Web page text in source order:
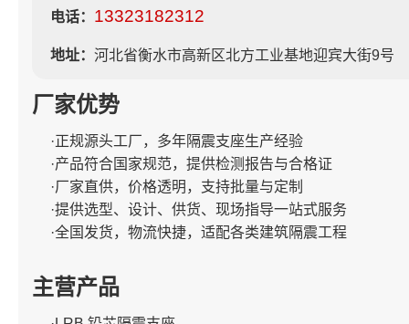
电话： 13323182312
地址： 河北省衡水市高新区北方工业基地迎宾大街9号
厂家优势
·正规源头工厂，多年隔震支座生产经验
·产品符合国家规范，提供检测报告与合格证
·厂家直供，价格透明，支持批量与定制
·提供选型、设计、供货、现场指导一站式服务
·全国发货，物流快捷，适配各类建筑隔震工程
主营产品